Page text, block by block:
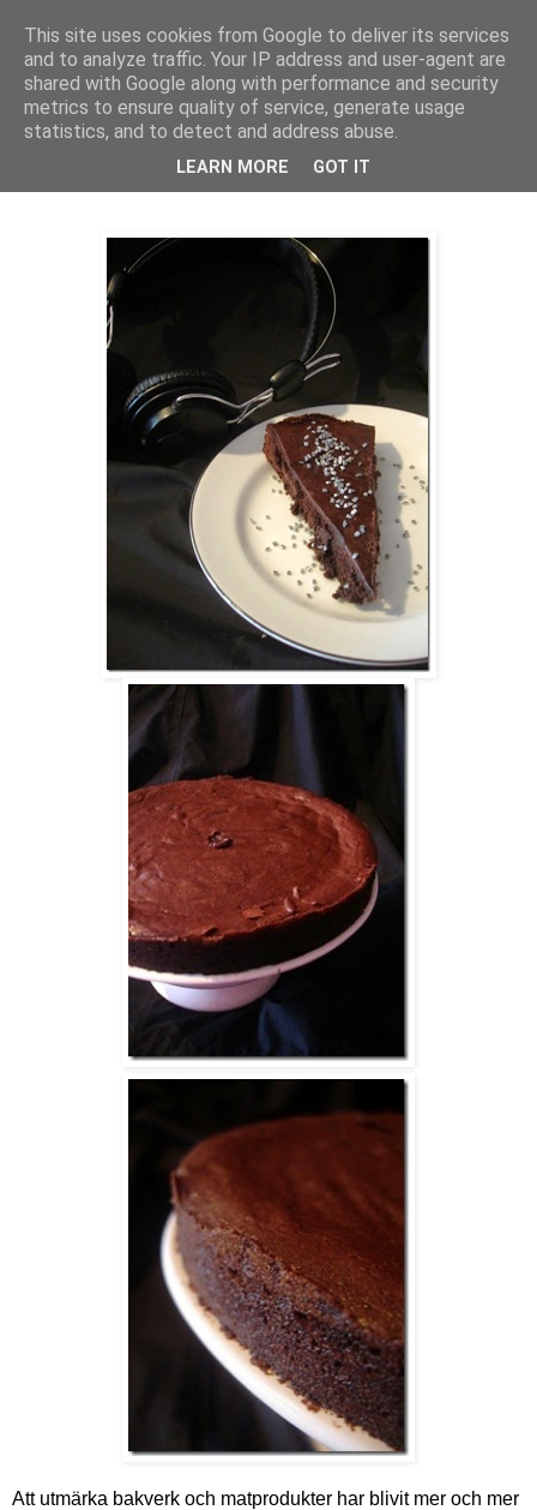
Bagerskan
söndag 12 april 2015
Internationella lakritsdagen 12 april
Att utmärka bakverk och matprodukter har blivit mer och mer
This site uses cookies from Google to deliver its services
and to analyze traffic. Your IP address and user-agent are
shared with Google along with performance and security
metrics to ensure quality of service, generate usage
statistics, and to detect and address abuse.
LEARN MORE GOT IT